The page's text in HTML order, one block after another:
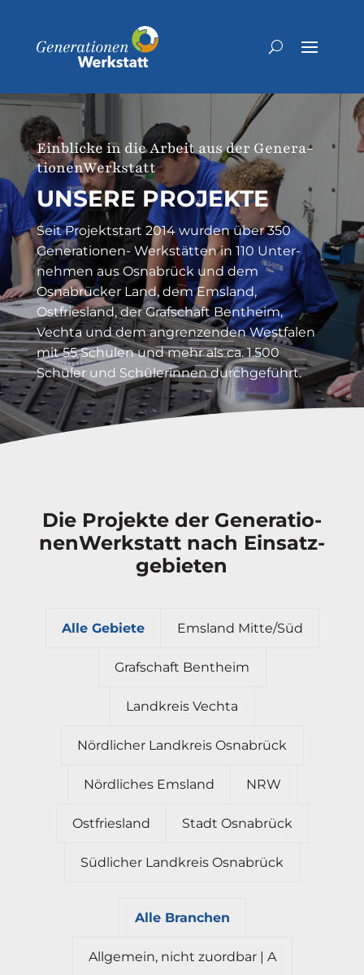
Einblicke in die Arbeit aus der Genera­
tio­nen­Werk­statt
UNSERE PROJEKTE
Seit Projekt­start 2014 wurden über 350
Genera­tionen- Werkstätten in 110 Unter­
nehmen aus Osnabrück und dem
Osnabrücker Land, dem Emsland,
Ostfriesland, der Grafschaft Bentheim,
Vechta und dem angren­zenden Westfalen
mit 55 Schulen und mehr als ca. 1.500
Schüler und Schüle­rinnen durch­ge­führt.
Die Projekte der Genera­tio­
nen­Werk­statt nach Einsatz­
ge­bieten
Alle Gebiete Emsland Mitte/Süd
Grafschaft Bentheim
Landkreis Vechta
Nördlicher Landkreis Osnabrück
Nördliches Emsland NRW
Ostfriesland Stadt Osnabrück
Südlicher Landkreis Osnabrück
Alle Branchen
Allgemein, nicht zuordbar | A